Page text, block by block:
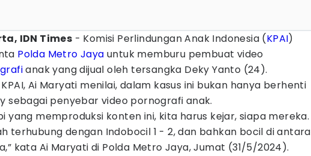
IDN Times - Komisi Perlindungan Anak Indonesia (KPAI)
Polda Metro Jaya untuk memburu pembuat video
anak yang dijual oleh tersangka Deky Yanto (24).
Ai Maryati menilai, dalam kasus ini bukan hanya berhenti
sebagai penyebar video pornografi anak.
yang memproduksi konten ini, kita harus kejar, siapa mereka.
terhubung dengan Indobocil 1 - 2, dan bahkan bocil di antara
kata Ai Maryati di Polda Metro Jaya, Jumat (31/5/2024).